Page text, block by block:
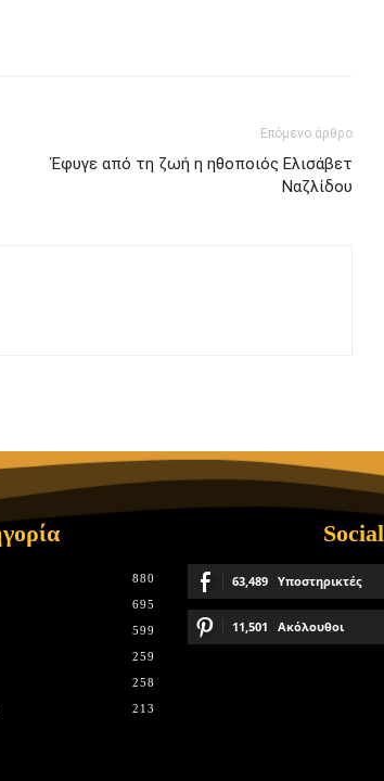
Επόμενο άρθρο
Έφυγε από τη ζωή η ηθοποιός Ελισάβετ
Ναζλίδου
880
695
599
259
258
213
Social
63,489 Υποστηρικτές
11,501 Ακόλουθοι